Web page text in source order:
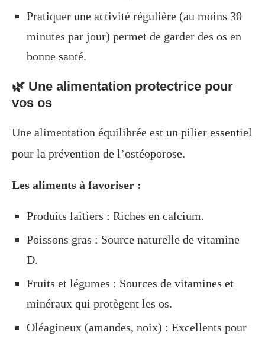
Pratiquer une activité régulière (au moins 30
minutes par jour) permet de garder des os en
bonne santé.
🌿 Une alimentation protectrice pour
vos os
Une alimentation équilibrée est un pilier essentiel
pour la prévention de l’ostéoporose.
Les aliments à favoriser :
Produits laitiers : Riches en calcium.
Poissons gras : Source naturelle de vitamine
D.
Fruits et légumes : Sources de vitamines et
minéraux qui protègent les os.
Oléagineux (amandes, noix) : Excellents pour